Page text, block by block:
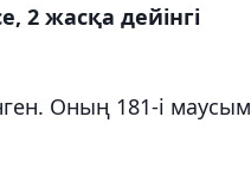
2 жасқа дейінгі
Оның 181-і маусым